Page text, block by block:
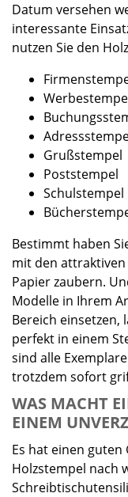
Datum versehen
interessante
nutzen Sie den
Grußstempel
Poststempel
Schulstempel
Bestimmt haben
mit den
Papier zaubern.
Modelle in Ihrem
Bereich einsetzen,
perfekt in einem
sind alle
trotzdem sofort
WAS MACHT
EINEM
Es hat einen
Holzstempel nach